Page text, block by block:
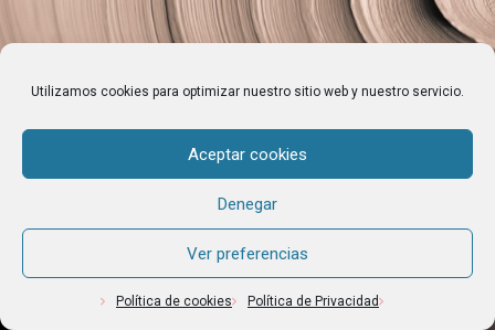
Utilizamos cookies para optimizar nuestro sitio web y nuestro servicio.
Aceptar cookies
Denegar
Ver preferencias
Política de cookies Política de Privacidad